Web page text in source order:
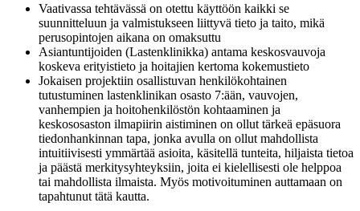
Vaativassa tehtävässä on otettu käyttöön kaikki se
suunnitteluun ja valmistukseen liittyvä tieto ja taito, mikä
perusopintojen aikana on omaksuttu
Asiantuntijoiden (Lastenklinikka) antama keskosvauvoja
koskeva erityistieto ja hoitajien kertoma kokemustieto
Jokaisen projektiin osallistuvan henkilökohtainen
tutustuminen lastenklinikan osasto 7:ään, vauvojen,
vanhempien ja hoitohenkilöstön kohtaaminen ja
keskososaston ilmapiirin aistiminen on ollut tärkeä epäsuora
tiedonhankinnan tapa, jonka avulla on ollut mahdollista
intuitiivisesti ymmärtää asioita, käsitellä tunteita, hiljaista tietoa
ja päästä merkitysyhteyksiin, joita ei kielellisesti ole helppoa
tai mahdollista ilmaista. Myös motivoituminen auttamaan on
tapahtunut tätä kautta.